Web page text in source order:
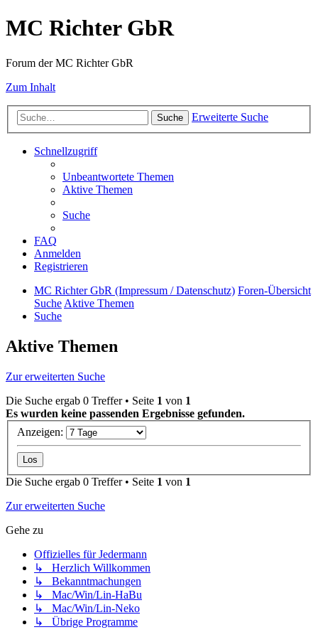
MC Richter GbR
Forum der MC Richter GbR
Zum Inhalt
Suche Erweiterte Suche
Schnellzugriff
Unbeantwortete Themen
Aktive Themen
Suche
FAQ
Anmelden
Registrieren
MC Richter GbR (Impressum / Datenschutz) Foren-Übersicht
SucheAktive Themen
Suche
Aktive Themen
Zur erweiterten Suche
Die Suche ergab 0 Treffer • Seite 1 von 1
Es wurden keine passenden Ergebnisse gefunden.
Anzeigen:
Die Suche ergab 0 Treffer • Seite 1 von 1
Zur erweiterten Suche
Gehe zu
Offizielles für Jedermann
↳ Herzlich Willkommen
↳ Bekanntmachungen
↳ Mac/Win/Lin-HaBu
↳ Mac/Win/Lin-Neko
↳ Übrige Programme